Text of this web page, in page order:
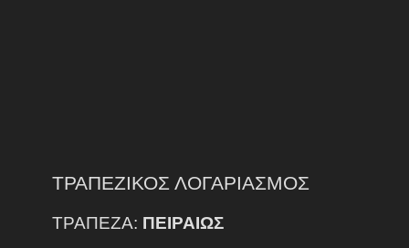
ΤΡΑΠΕΖΙΚΟΣ ΛΟΓΑΡΙΑΣΜΟΣ
ΤΡΑΠΕΖΑ: ΠΕΙΡΑΙΩΣ